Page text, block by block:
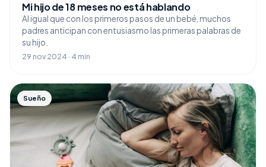
Mi hijo de 18 meses no está hablando
Al igual que con los primeros pasos de un bebé, muchos
padres anticipan con entusiasmo las primeras palabras de
su hijo.
29 nov 2024 · 4 min
Sueño